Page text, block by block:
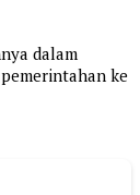
dalam
ke